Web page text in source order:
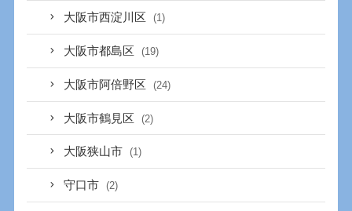
大阪市西淀川区 (1)
大阪市都島区 (19)
大阪市阿倍野区 (24)
大阪市鶴見区 (2)
大阪狭山市 (1)
守口市 (2)